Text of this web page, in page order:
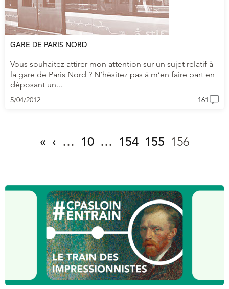
GARE DE PARIS NORD
Vous souhaitez attirer mon attention sur un sujet relatif à
la gare de Paris Nord ? N’hésitez pas à m’en faire part en
déposant un...
5/04/2012 161
« ‹ … 10 … 154 155 156